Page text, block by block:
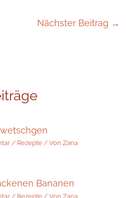
Nächster Beitrag →
/ Rezepte/ Von Zana
Bananen
/ Rezepte/ Von Zana